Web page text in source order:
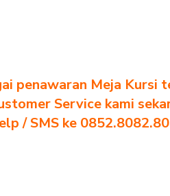
penawaran Meja Kursi
Service kami
/ SMS ke